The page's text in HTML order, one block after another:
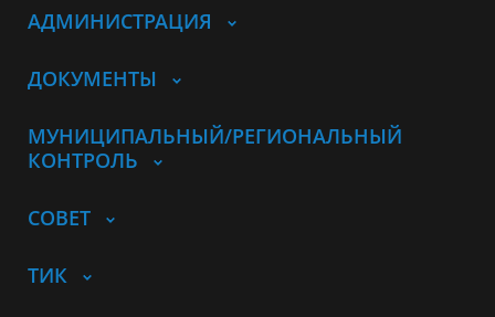
АДМИНИСТРАЦИЯ
ДОКУМЕНТЫ
МУНИЦИПАЛЬНЫЙ/РЕГИОНАЛЬНЫЙ
КОНТРОЛЬ
СОВЕТ
ТИК